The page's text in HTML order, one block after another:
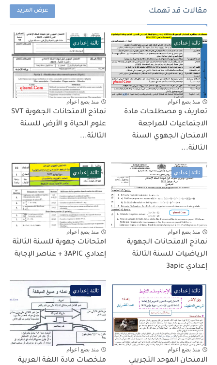
مقالات قد تهمك عرض المزيد
ثالثة إعدادي
منذ بضع اعوام
تعاريف و مصطلحات مادة
الاجتماعيات للمراجعة
الامتحان الجهوي السنة
الثالثة...
ثالثة إعدادي
منذ بضع اعوام
نماذج الامتحانات الجهوية SVT
علوم الحياة و الأرض للسنة
الثالثة...
ثالثة إعدادي
منذ بضع اعوام
نماذج الامتحانات الجهوية
الرياضيات للسنة الثالثة
إعدادي 3apic
ثالثة إعدادي
منذ بضع اعوام
امتحانات جهوية للسنة الثالثة
إعدادي 3APIC + عناصر الإجابة
ثالثة إعدادي
منذ بضع اعوام
الامتحان الموحد التجريبي
ثالثة إعدادي
منذ بضع اعوام
ملخصات مادة اللغة العربية